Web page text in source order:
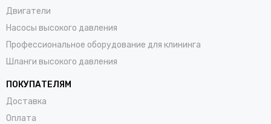
Двигатели
Насосы высокого давления
Профессиональное оборудование для клининга
Шланги высокого давления
ПОКУПАТЕЛЯМ
Доставка
Оплата